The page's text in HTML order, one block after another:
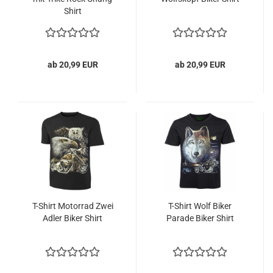
Shirt
ab 20,99 EUR ab 20,99 EUR
T-Shirt Motorrad Zwei
Adler Biker Shirt
T-Shirt Wolf Biker
Parade Biker Shirt